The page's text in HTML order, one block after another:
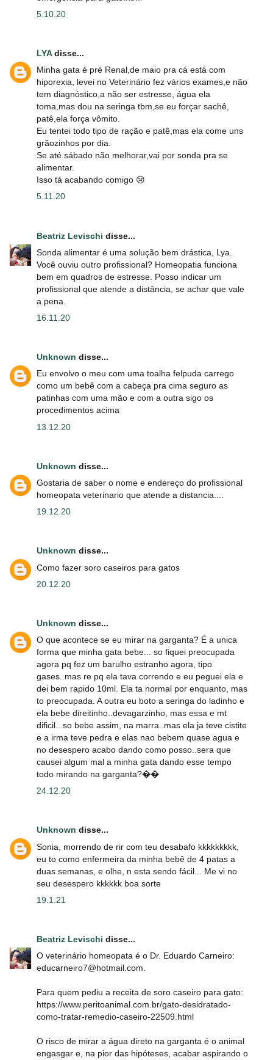
5.10.20
LYAdisse...
Minha gata é pré Renal,de maio pra cá está com
hiporexia, levei no Veterinário fez vários exames,e não
tem diagnóstico,a não ser estresse, água ela
toma,mas dou na seringa tbm,se eu forçar sachê,
patê,ela força vômito.
Eu tentei todo tipo de ração e patê,mas ela come uns
grãozinhos por dia.
Se até sábado não melhorar,vai por sonda pra se
alimentar.
Isso tá acabando comigo 😢
5.11.20
Beatriz Levischi disse...
Sonda alimentar é uma solução bem drástica, Lya.
Você ouviu outro profissional? Homeopatia funciona
bem em quadros de estresse. Posso indicar um
profissional que atende a distância, se achar que vale
a pena.
16.11.20
Unknown disse...
Eu envolvo o meu com uma toalha felpuda carrego
como um bebê com a cabeça pra cima seguro as
patinhas com uma mão e com a outra sigo os
procedimentos acima
13.12.20
Unknown disse...
Gostaria de saber o nome e endereço do profissional
homeopata veterinario que atende a distancia....
19.12.20
Unknown disse...
Como fazer soro caseiros para gatos
20.12.20
Unknown disse...
O que acontece se eu mirar na garganta? É a unica
forma que minha gata bebe... so fiquei preocupada
agora pq fez um barulho estranho agora, tipo
gases..mas re pq ela tava correndo e eu peguei ela e
dei bem rapido 10ml. Ela ta normal por enquanto, mas
to preocupada. A outra eu boto a seringa do ladinho e
ela bebe direitinho..devagarzinho, mas essa e mt
dificil...so bebe assim, na marra..mas ela ja teve cistite
e a irma teve pedra e elas nao bebem quase agua e
no desespero acabo dando como posso..sera que
causei algum mal a minha gata dando esse tempo
todo mirando na garganta?��
24.12.20
Unknown disse...
Sonia, morrendo de rir com teu desabafo kkkkkkkkk,
eu to como enfermeira da minha bebê de 4 patas a
duas semanas, e olhe, n esta sendo fácil... Me vi no
seu desespero kkkkkk boa sorte
19.1.21
Beatriz Levischi disse...
O veterinário homeopata é o Dr. Eduardo Carneiro:
educarneiro7@hotmail.com.
Para quem pediu a receita de soro caseiro para gato:
https://www.peritoanimal.com.br/gato-desidratado-
como-tratar-remedio-caseiro-22509.html
O risco de mirar a água direto na garganta é o animal
engasgar e, na pior das hipóteses, acabar aspirando o